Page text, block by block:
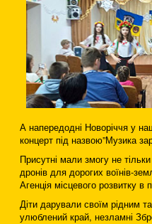
А напередодні Новоріччя у
концерт під назвою”Музика
Присутні мали змогу не
дронів для дорогих воїнів-
Агенція місцевого розвитку в
Діти дарували своїм рідним
улюблений край, незламні